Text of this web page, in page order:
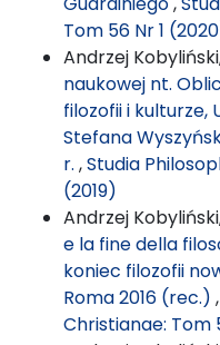
Tom 56 Nr 1
Andrzej
naukowej nt.
filozofii i kulturze,
Stefana
r. ,Studia
(2019)
Andrzej
e la fine della
koniec filozofii
Roma 2016 (rec.) ,
Christianae: Tom